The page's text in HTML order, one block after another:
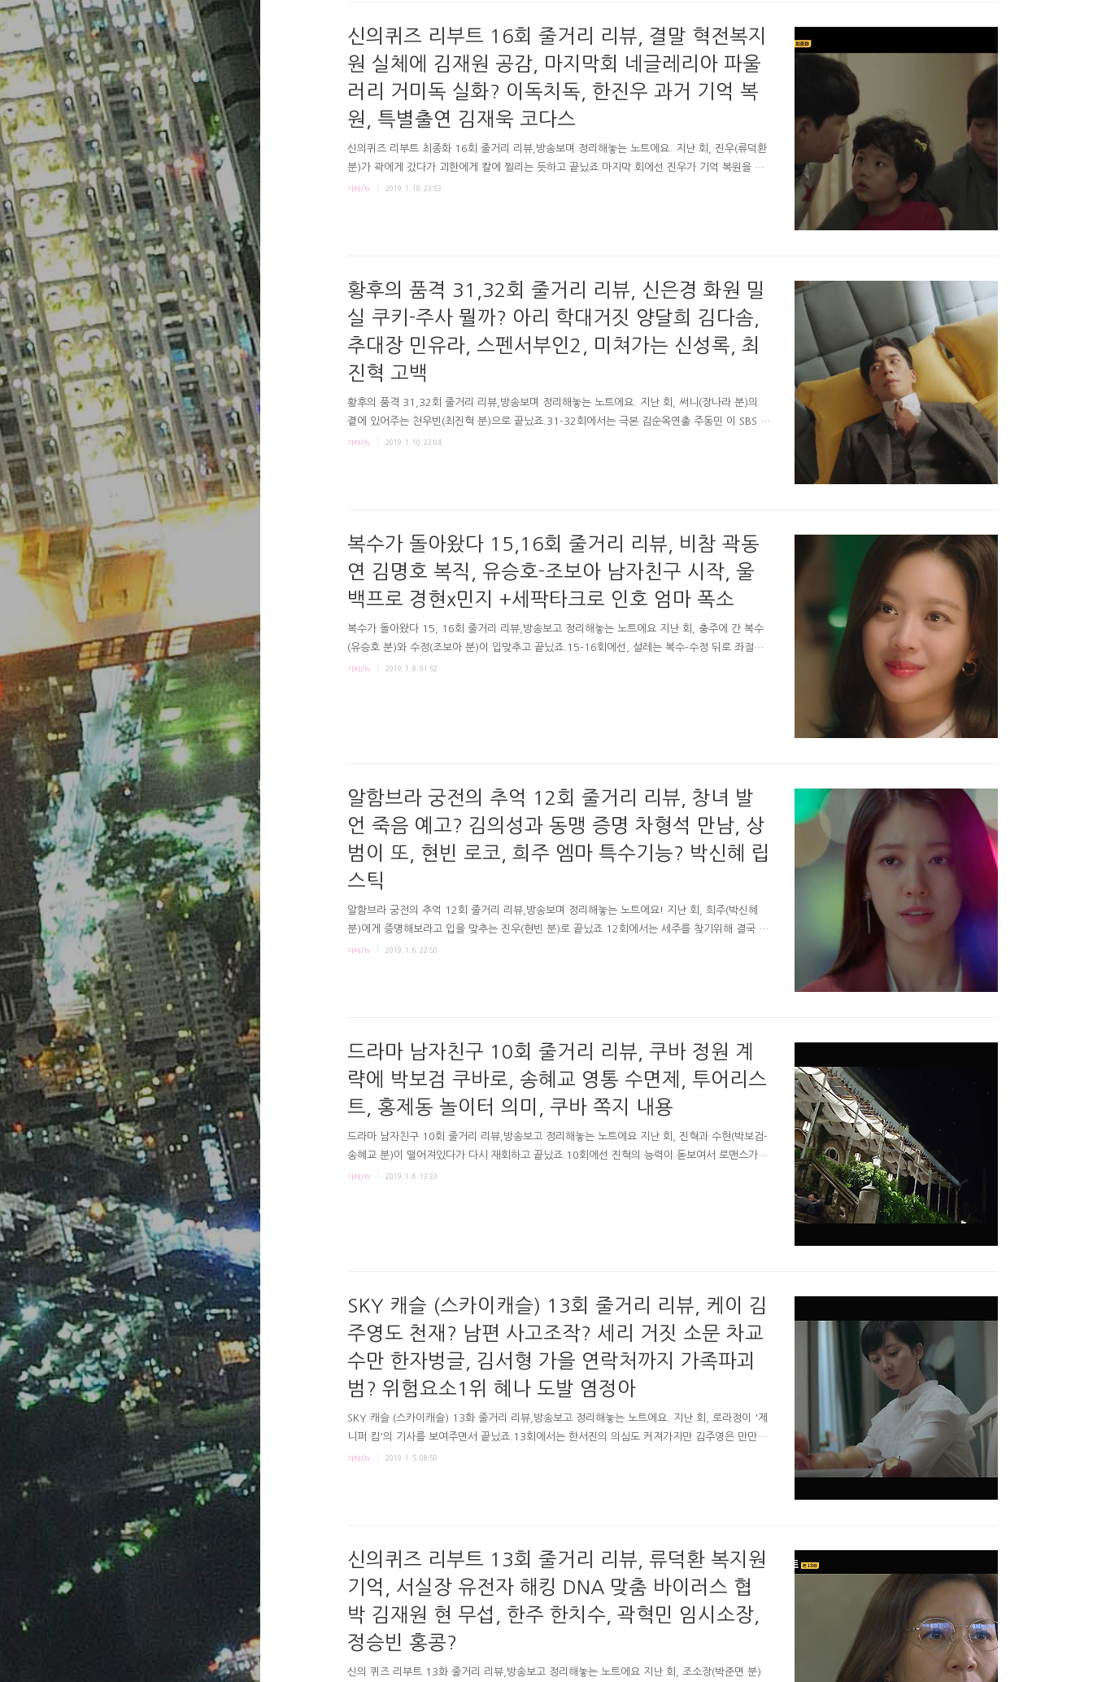
구하는 것"이 목표라하기도 합니다..
신의퀴즈 리부트 16회 줄거리 리뷰, 결말 혁전복지
원 실체에 김재원 공감, 마지막회 네글레리아 파울
러리 거미독 실화? 이독치독, 한진우 과거 기억 복
원, 특별출연 김재욱 코다스
신의퀴즈 리부트 최종화 16회 줄거리 리뷰,방송보며 정리해놓는 노트에요. 지난 회, 진우(류덕환
분)가 곽에게 갔다가 괴한에게 칼에 찔리는 듯하고 끝났죠.마지막 회에선 진우가 기억 복원을 해
내면서 혁전복지원의 끔찍한 사실이 드러났고요. 극본 김선희연출 김종혁 박유영 박지현 OCN
어이없죠. 하지만 서실장이 피검사 후 뇌를 먹는 아메바..
기타/tv 2019. 1. 10. 23:53
황후의 품격 31,32회 줄거리 리뷰, 신은경 화원 밀
실 쿠키-주사 뭘까? 아리 학대거짓 양달희 김다솜,
추대장 민유라, 스펜서부인2, 미쳐가는 신성록, 최
진혁 고백
황후의 품격 31,32회 줄거리 리뷰,방송보며 정리해놓는 노트에요. 지난 회, 써니(장나라 분)의
곁에 있어주는 천우빈(최진혁 분)으로 끝났죠.31-32회에서는 극본 김순옥연출 주동민 이 SBS 황
후의 품격 31-32회 # 써니는 곁에 잠든 자신을 몇번이나 지켜줬던 천우빈을 가만히 봅니다. SBS
라고 난리를 피웁니다. (잘한다) 써니아빠와 ..
기타/tv 2019. 1. 10. 23:04
복수가 돌아왔다 15,16회 줄거리 리뷰, 비참 곽동
연 김명호 복직, 유승호-조보아 남자친구 시작, 울
백프로 경현x민지 +세팍타크로 인호 엄마 폭소
복수가 돌아왔다 15, 16회 줄거리 리뷰,방송보고 정리해놓는 노트에요 지난 회, 충주에 간 복수
(유승호 분)와 수정(조보아 분)이 입맞추고 끝났죠.15-16회에선, 설레는 복수-수정 뒤로 좌절하
는 세호(곽동연 분)가 나쁜 짓에 다시 시동거는 듯 보였죠.극본 김윤영연출 함준호 박선호 SBS복
기타/tv 2019. 1. 8. 01:52
알함브라 궁전의 추억 12회 줄거리 리뷰, 창녀 발
언 죽음 예고? 김의성과 동맹 증명 차형석 만남, 상
범이 또, 현빈 로코, 희주 엠마 특수기능? 박신혜 립
스틱
알함브라 궁전의 추억 12회 줄거리 리뷰,방송보며 정리해놓는 노트에요! 지난 회, 희주(박신혜
분)에게 증명해보라고 입을 맞추는 진우(현빈 분)로 끝났죠.12회에서는 세주를 찾기위해 결국 밀
어두던 선택을 하는 유진우가 보였습니다. 극본 송재정연출 안길호 tvN알함브라 궁전의 추억 12
나갈거같아도 이렇게 앉아있잖아요. 애인노릇하느..
기타/tv 2019. 1. 6. 22:50
드라마 남자친구 10회 줄거리 리뷰, 쿠바 정원 계
략에 박보검 쿠바로, 송혜교 영통 수면제, 투어리스
트, 홍제동 놀이터 의미, 쿠바 쪽지 내용
드라마 남자친구 10회 줄거리 리뷰,방송보고 정리해놓는 노트에요 지난 회, 진혁과 수현(박보검-
송혜교 분)이 떨어져있다가 다시 재회하고 끝났죠.10회에선 진혁의 능력이 돋보여서 로맨스가
더 빛났던 것 같아요. 극본 유영아연출 박신우 권혁찬 tvN 남자친구 10회 tvN 남자친구 방송화면
기타/tv 2019. 1. 6. 13:33
SKY 캐슬 (스카이캐슬) 13회 줄거리 리뷰, 케이 김
주영도 천재? 남편 사고조작? 세리 거짓 소문 차교
수만 한자벙글, 김서형 가을 연락처까지 가족파괴
범? 위험요소1위 혜나 도발 염정아
SKY 캐슬 (스카이캐슬) 13화 줄거리 리뷰,방송보고 정리해놓는 노트에요. 지난 회, 로라정이 '제
니퍼 킴'의 기사를 보여주면서 끝났죠.13회에서는 한서진의 의심도 커져가지만 김주영은 만만하
지 않았습니다. 극본 유현미연출 조현탁 김도형 JTBCSKY 캐슬 13회 JTBC SKY캐슬 방송화면 #
일라인 절삭한 차에 남편과 아이가 ..
기타/tv 2019. 1. 5. 08:50
신의퀴즈 리부트 13회 줄거리 리뷰, 류덕환 복지원
기억, 서실장 유전자 해킹 DNA 맞춤 바이러스 협
박 김재원 현 무섭, 한주 한치수, 곽혁민 임시소장,
정승빈 홍콩?
신의 퀴즈 리부트 13화 줄거리 리뷰,방송보고 정리해놓는 노트에요 지난 회, 조소장(박준면 분)